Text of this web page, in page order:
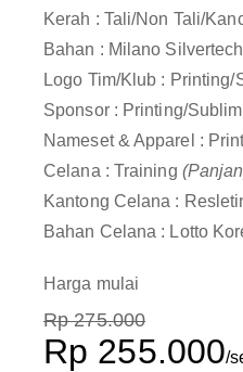
Kerah : Tali/Non Tali/
Bahan : Milano
Logo Tim/Klub : Printing/
Sponsor : Printing/Sublim
Nameset & Apparel :
Celana : Training
Kantong Celana :
Bahan Celana : Lotto
Harga mulai
Rp 275.000
Rp 255.000/